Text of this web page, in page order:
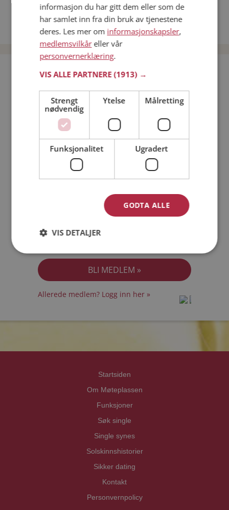
Date menn i Norge
Date kvinner i Norge
Bli medlem gratis!
Jeg er en: Mann Kvinne
Min alder:
Jeg akseptererMedlemsvilkårene
Allerede medlem? Logg inn her »
Startsiden
Om Møteplassen
Funksjoner
Søk single
Single synes
Solskinnshistorier
Sikker dating
Kontakt
Personvernpolicy
informasjon du har gitt dem eller som de
har samlet inn fra din bruk av tjenestene
deres. Les mer om informasjonskapsler,
medlemsvilkåreller vår
personvernerklæring.
VIS ALLE PARTNERE(1913) →
Strengt
nødvendig
Ytelse Målretting
Funksjonalitet Ugradert
GODTA ALLE
VIS DETALJER